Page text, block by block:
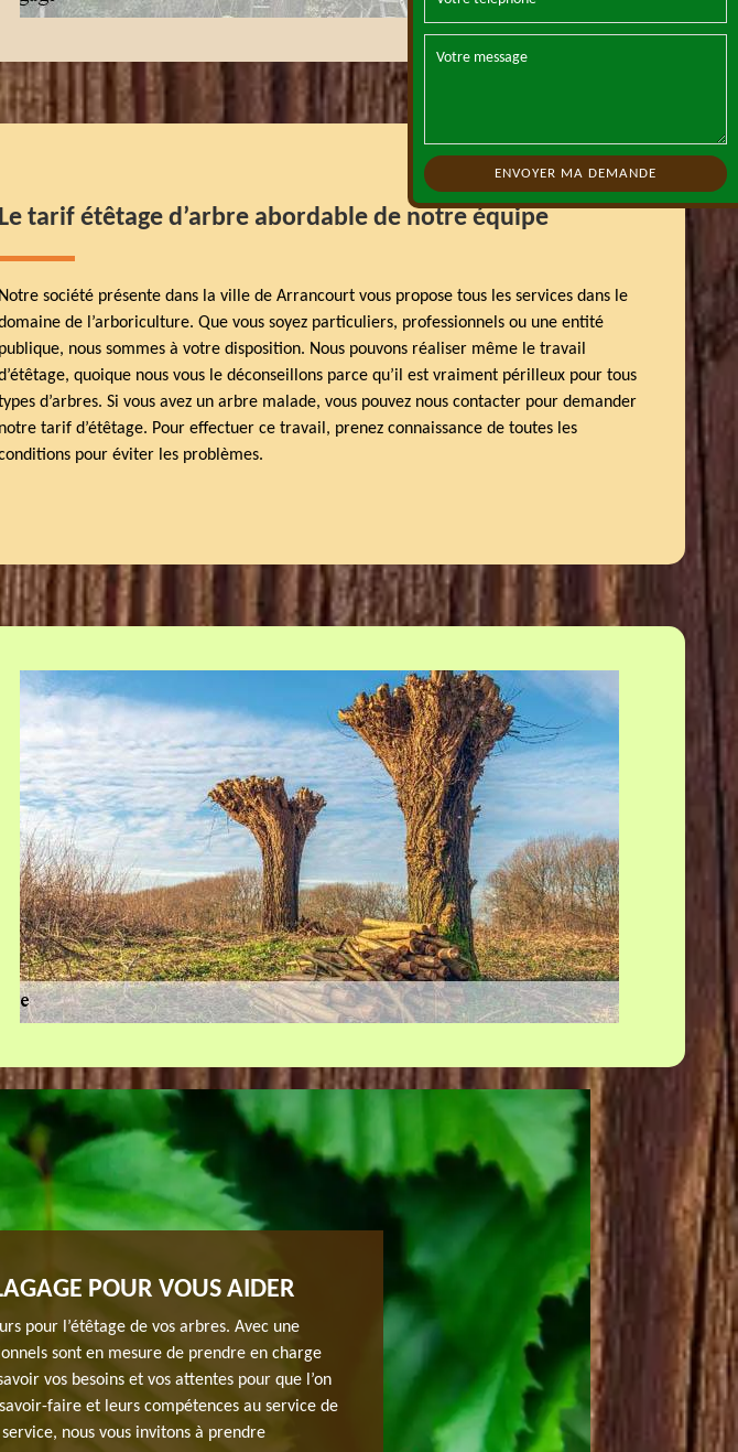
Le tarif étêtage d’arbre abordable de notre équipe
Notre société présente dans la ville de Arrancourt vous propose tous les services dans le
de l’arboriculture. Que vous soyez particuliers, professionnels ou une entité
publique, nous sommes à votre disposition. Nous pouvons réaliser même le travail
quoique nous vous le déconseillons parce qu’il est vraiment périlleux pour tous
d’arbres. Si vous avez un arbre malade, vous pouvez nous contacter pour demander
notre tarif d’étêtage. Pour effectuer ce travail, prenez connaissance de toutes les
pour éviter les problèmes.
POUR VOUS AIDER
pour l’étêtage de vos arbres. Avec une
sont en mesure de prendre en charge
vos besoins et vos attentes pour que l’on
faire et leurs compétences au service de
nous vous invitons à prendre
ENTREPRISE D’ÉTÊTAGE D’ARBRE
Que vous vouliez revivifier un arbre malade ou qui
limiter la prise au vent de l’arbre ou simplement
faites appel à notre entreprise pour un étêtage
interdit. Quoique vous pouvez passer directement
courriel pour prendre connaissance des conditions